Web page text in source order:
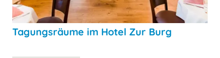
Tagungsräume im Hotel Zur Burg